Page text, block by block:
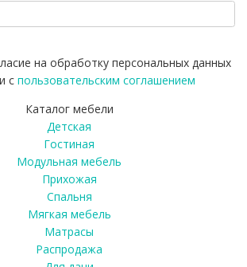
на обработку персональных данных
с пользовательским соглашением
Каталог мебели
Детская
Гостиная
Модульная мебель
Прихожая
Спальня
Мягкая мебель
Матрасы
Распродажа